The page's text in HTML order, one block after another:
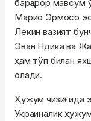
барқарор мавсум
Марио Эрмосо
Лекин вазият
Эван Ндика ва
ҳам тўп билан
олади.
Ҳужум чизиғида
Украиналик